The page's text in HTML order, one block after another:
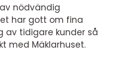
nödvändig
har gott om fina
av tidigare kunder så
med Mäklarhuset.